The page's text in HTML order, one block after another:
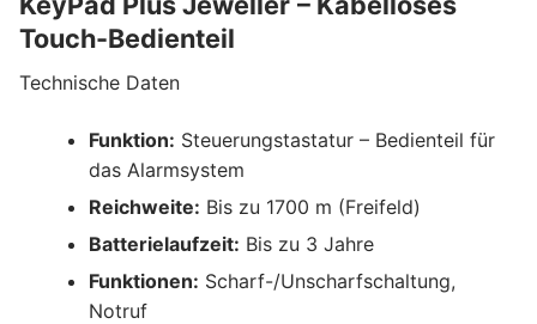
Touch-Bedienteil
Technische Daten
Funktion: Steuerungstastatur – Bedienteil für
das Alarmsystem
Reichweite: Bis zu 1700 m (Freifeld)
Batterielaufzeit: Bis zu 3 Jahre
Funktionen: Scharf-/Unscharfschaltung,
Notruf